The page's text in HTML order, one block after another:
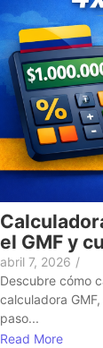
el GMF y
abril 7, 2026 /
Descubre cómo
calculadora
paso...
Read More